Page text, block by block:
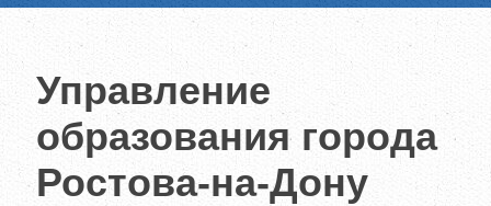
Управление
образования города
Ростова-на-Дону